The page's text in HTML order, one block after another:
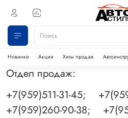
Новинки Акции Хиты продаж
Отдел продаж:
+7(959)511-31-45;
+7(959)260-90-38;